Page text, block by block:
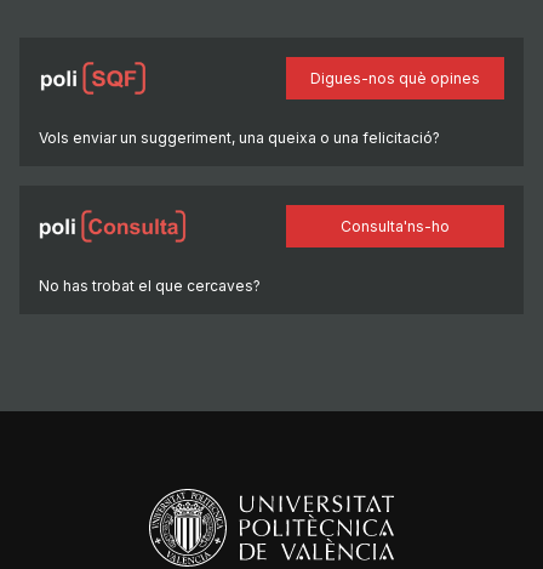
Vols enviar un suggeriment, una queixa o una felicitació?
Digues-nos què opines
No has trobat el que cercaves?
Consulta'ns-ho